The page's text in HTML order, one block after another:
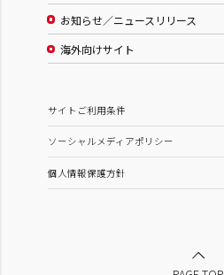
お知らせ／ニュースリリース
海外向けサイト
サイトご利用条件
ソーシャルメディアポリシー
個人情報保護方針